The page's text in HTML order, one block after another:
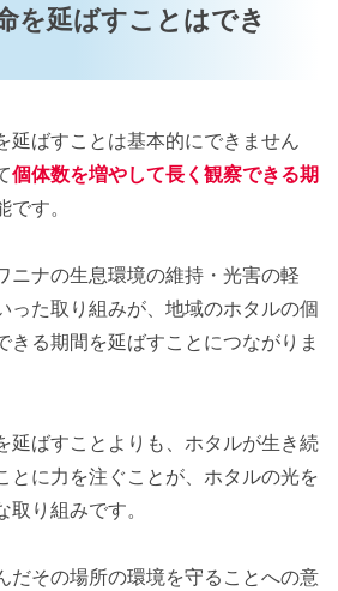
を延ばすことはでき
延ばすことは基本的にできません
個体数を増やして長く観察できる期
です。
ニナの生息環境の維持・光害の軽
った取り組みが、地域のホタルの個
きる期間を延ばすことにつながりま
延ばすことよりも、ホタルが生き続
とに力を注ぐことが、ホタルの光を
り組みです。
だその場所の環境を守ることへの意